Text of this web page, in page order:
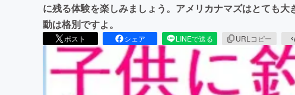
に残る体験を楽しみましょう。アメリカナマズはとても
動は格別ですよ。
ポスト シェア LINEで送る URLコピー